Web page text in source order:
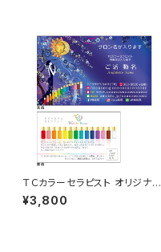
ＴＣカラーセラピスト オリジナル
名刺 50枚
¥3,800